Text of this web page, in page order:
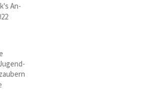
An-